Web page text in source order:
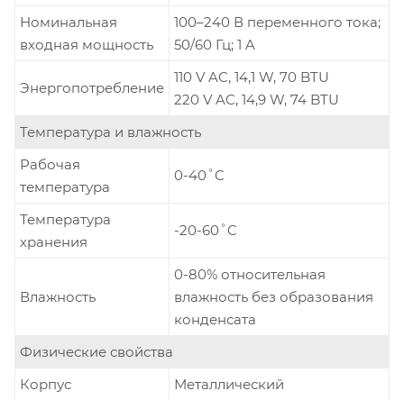
Номинальная
входная мощность
100–240 В переменного тока;
50/60 Гц; 1 A
Энергопотребление
110 V AC, 14,1 W, 70 BTU
220 V AC, 14,9 W, 74 BTU
Температура и влажность
Рабочая
температура
0-40˚C
Температура
хранения
-20-60˚C
Влажность
0-80% относительная
влажность без образования
конденсата
Физические свойства
Корпус
Металлический